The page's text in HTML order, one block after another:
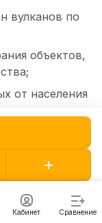
вулканов по
объектов,
от населения
утечек;
масс из
или
Кабинет Сравнение